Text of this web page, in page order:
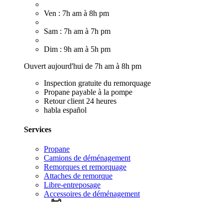
Ven : 7h am à 8h pm
Sam : 7h am à 7h pm
Dim : 9h am à 5h pm
Ouvert aujourd'hui de 7h am à 8h pm
Inspection gratuite du remorquage
Propane payable à la pompe
Retour client 24 heures
habla español
Services
Propane
Camions de déménagement
Remorques et remorquage
Attaches de remorque
Libre-entreposage
Accessoires de déménagement